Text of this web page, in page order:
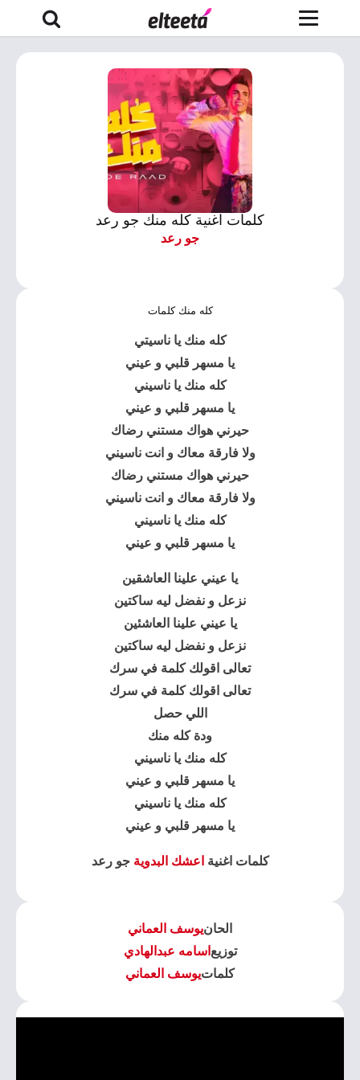
كلمات اغنية كله منك جو رعد
جو رعد
كله منك كلمات
كله منك يا ناسيتي
يا مسهر قلبي و عيني
كله منك يا ناسيني
يا مسهر قلبي و عيني
حيرني هواك مستني رضاك
ولا فارقة معاك و انت ناسيني
حيرني هواك مستني رضاك
ولا فارقة معاك و انت ناسيني
كله منك يا ناسيني
يا مسهر قلبي و عيني
يا عيني علينا العاشقين
نزعل و نفضل ليه ساكتين
يا عيني علينا العاشئين
نزعل و نفضل ليه ساكتين
تعالى اقولك كلمة في سرك
تعالى اقولك كلمة في سرك
اللي حصل
ودة كله منك
كله منك يا ناسيني
يا مسهر قلبي و عيني
كله منك يا ناسيني
يا مسهر قلبي و عيني
كلمات اغنية اعشك البدوية جو رعد
الحانيوسف العماني
توزيع اسامه عبدالهادي
كلماتيوسف العماني